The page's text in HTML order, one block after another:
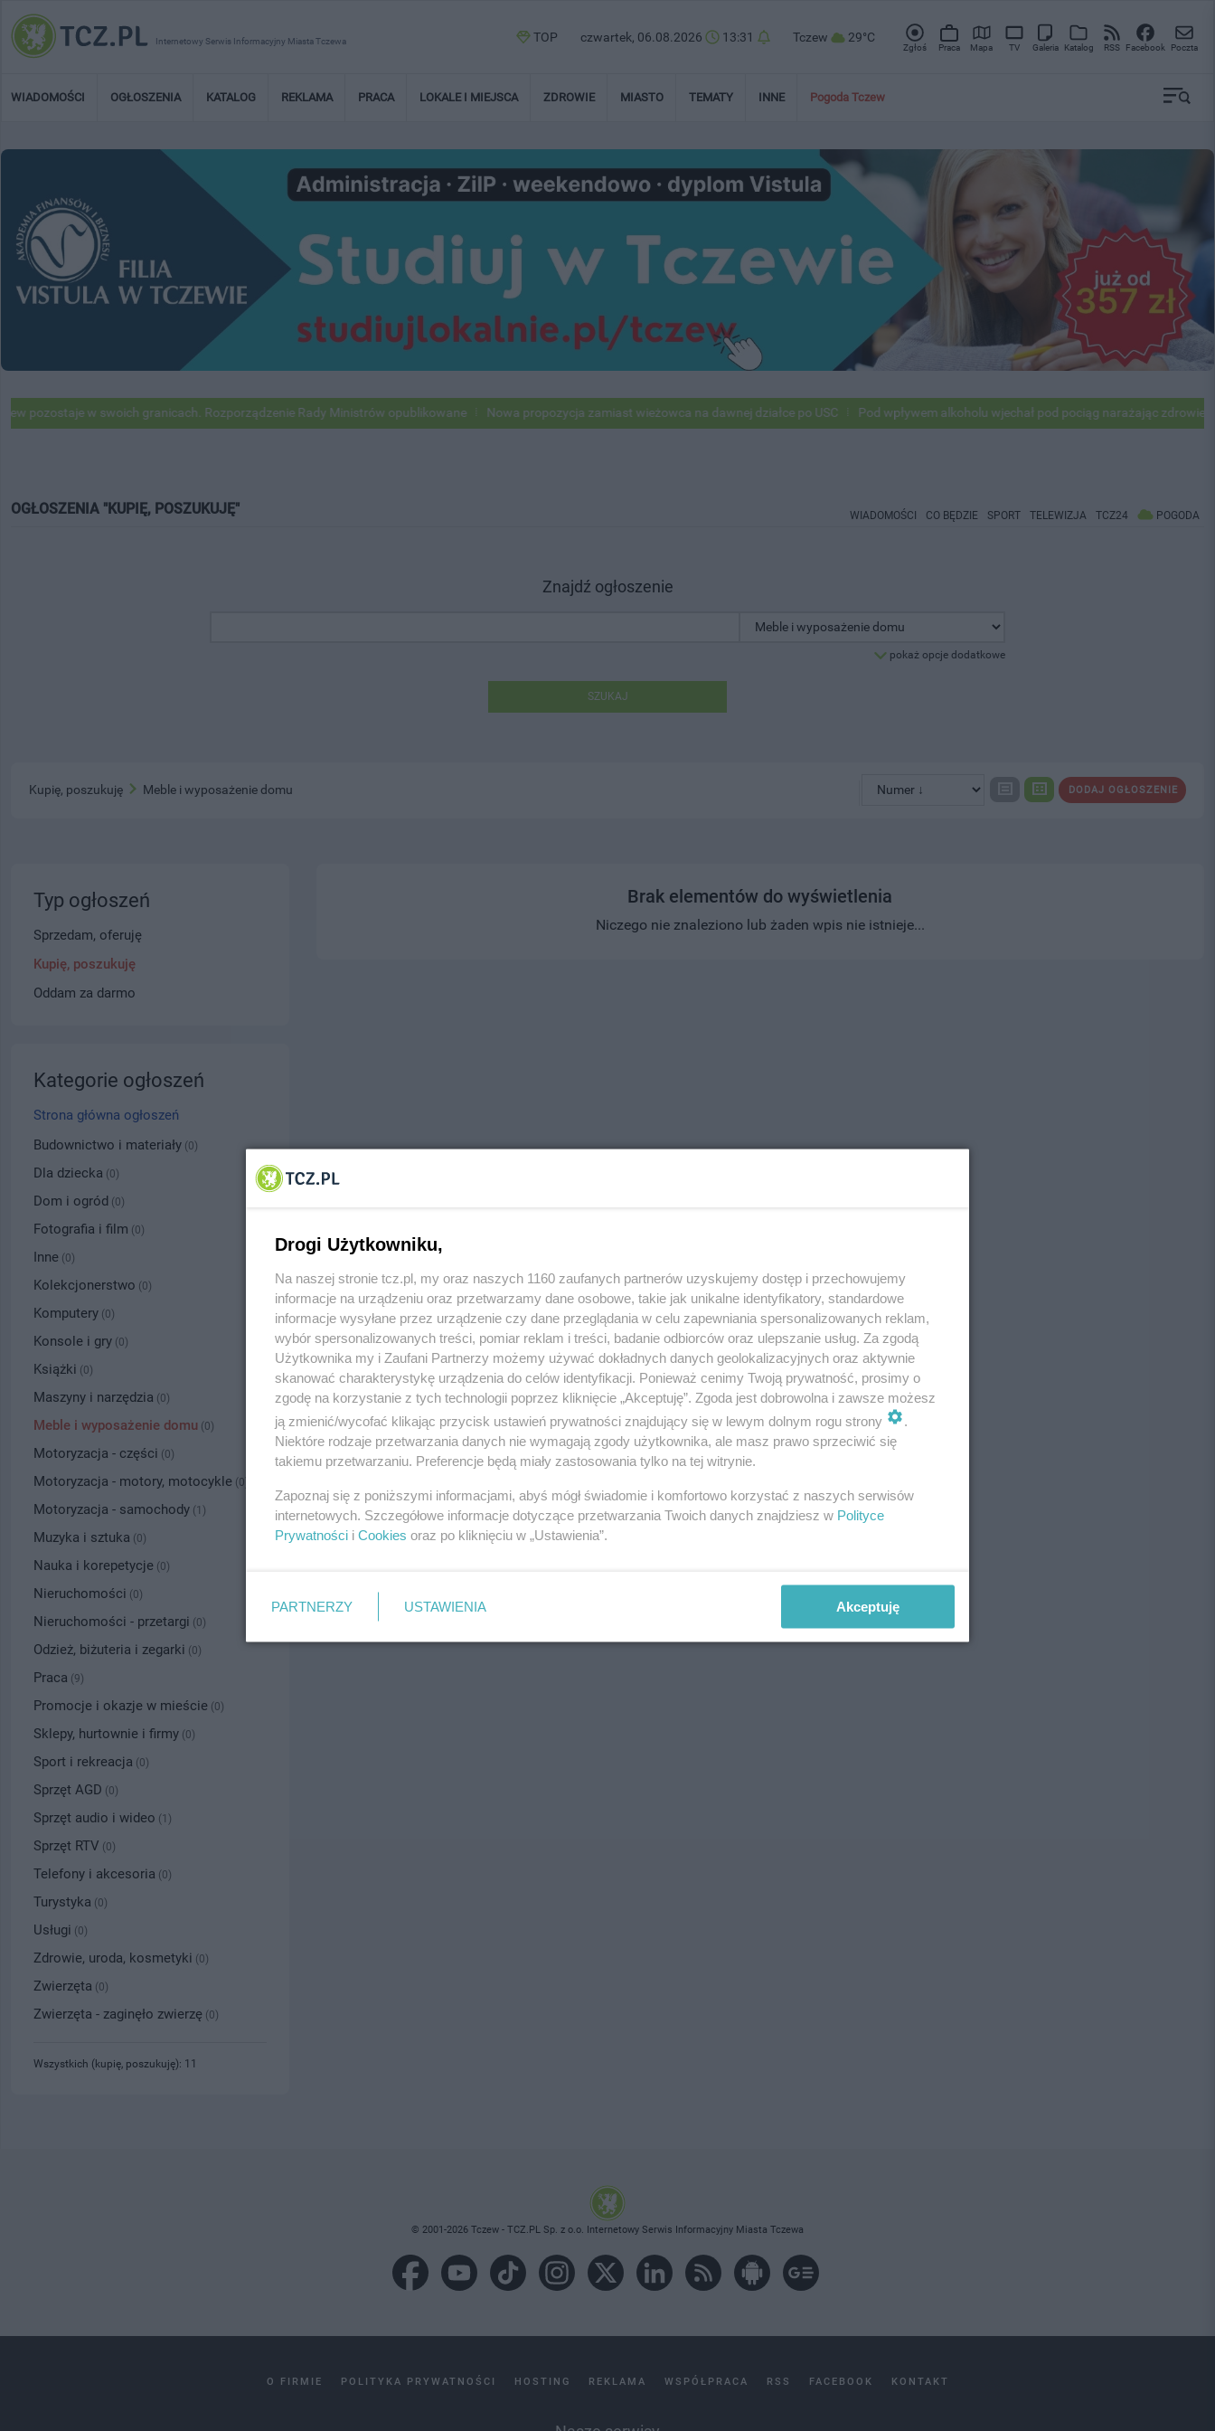
Internetowy Serwis Informacyjny Miasta Tczewa TOP czwartek, 06.08.2026 13:31 Tczew 29°C
Zgłoś Praca Mapa TV Galeria Katalog RSS Facebook Poczta
WIADOMOŚCI OGŁOSZENIA KATALOG REKLAMA PRACA LOKALE I MIEJSCA ZDROWIE MIASTO TEMATY INNE Pogoda Tczew
w swoich granicach. Rozporządzenie Rady Ministrów opublikowane Nowa propozycja zamiast wieżowca na dawnej działce po USC Pod wpływem alkoholu wjechał pod pociąg narażając zdrowie i
OGŁOSZENIA "KUPIĘ, POSZUKUJĘ" WIADOMOŚCI CO BĘDZIE SPORT TELEWIZJA TCZ24 POGODA
Znajdź ogłoszenie
pokaż opcje dodatkowe
SZUKAJ
DODAJ OGŁOSZENIE
Kupię, poszukuję Meble i wyposażenie domu
Brak elementów do wyświetlenia
Niczego nie znaleziono lub żaden wpis nie istnieje...
Typ ogłoszeń
Sprzedam, oferuję
Kupię, poszukuję
Oddam za darmo
Kategorie ogłoszeń
Strona główna ogłoszeń
Budownictwo i materiały (0)
Dla dziecka (0)
Dom i ogród (0)
Fotografia i film (0)
Inne (0)
Kolekcjonerstwo (0)
Komputery (0)
Konsole i gry (0)
Książki (0)
Maszyny i narzędzia (0)
Meble i wyposażenie domu (0)
Motoryzacja - części (0)
Motoryzacja - motory, motocykle (0)
Motoryzacja - samochody (1)
Muzyka i sztuka (0)
Nauka i korepetycje (0)
Nieruchomości (0)
Nieruchomości - przetargi (0)
Odzież, biżuteria i zegarki (0)
Praca (9)
Promocje i okazje w mieście (0)
Sklepy, hurtownie i firmy (0)
Sport i rekreacja (0)
Sprzęt AGD (0)
Sprzęt audio i wideo (1)
Sprzęt RTV (0)
Telefony i akcesoria (0)
Turystyka (0)
Usługi (0)
Zdrowie, uroda, kosmetyki (0)
Zwierzęta (0)
Zwierzęta - zaginęło zwierzę (0)
Wszystkich (kupię, poszukuję): 11
© 2001-2026 Tczew - TCZ.PL Sp. z o.o. Internetowy Serwis Informacyjny Miasta Tczewa
O FIRMIE POLITYKA PRYWATNOŚCI HOSTING REKLAMA WSPÓŁPRACA RSS FACEBOOK KONTAKT
Drogi Użytkowniku,
Na naszej stronie tcz.pl, my oraz naszych 1160 zaufanych partnerów uzyskujemy dostęp i przechowujemy
informacje na urządzeniu oraz przetwarzamy dane osobowe, takie jak unikalne identyfikatory, standardowe
informacje wysyłane przez urządzenie czy dane przeglądania w celu zapewniania spersonalizowanych reklam,
wybór spersonalizowanych treści, pomiar reklam i treści, badanie odbiorców oraz ulepszanie usług. Za zgodą
Użytkownika my i Zaufani Partnerzy możemy używać dokładnych danych geolokalizacyjnych oraz aktywnie
skanować charakterystykę urządzenia do celów identyfikacji. Ponieważ cenimy Twoją prywatność, prosimy o
zgodę na korzystanie z tych technologii poprzez kliknięcie „Akceptuję”. Zgoda jest dobrowolna i zawsze możesz
ją zmienić/wycofać klikając przycisk ustawień prywatności znajdujący się w lewym dolnym rogu strony
Niektóre rodzaje przetwarzania danych nie wymagają zgody użytkownika, ale masz prawo sprzeciwić się
takiemu przetwarzaniu. Preferencje będą miały zastosowania tylko na tej witrynie.
Zapoznaj się z poniższymi informacjami, abyś mógł świadomie i komfortowo korzystać z naszych serwisów
internetowych. Szczegółowe informacje dotyczące przetwarzania Twoich danych znajdziesz w Polityce
Prywatności i Cookies oraz po kliknięciu w „Ustawienia”.
PARTNERZY USTAWIENIA Akceptuję